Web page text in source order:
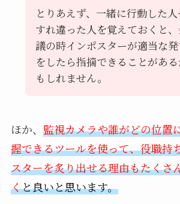
とりあえず、一緒に行動した人
すれ違った人を覚えておくと
議の時インポスターが適当な
をしたら指摘できることがあ
もしれません。
ほか、 監視カメラや誰がどの位置
握できるツールを使って、役職持
スターを炙り出せる理由もたくさ
くと良いと思います。